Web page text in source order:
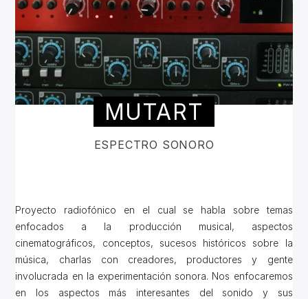
MUTART
ESPECTRO SONORO
Proyecto radiofónico en el cual se habla sobre temas
enfocados a la producción musical, aspectos
cinematográficos, conceptos, sucesos históricos sobre la
música, charlas con creadores, productores y gente
involucrada en la experimentación sonora. Nos enfocaremos
en los aspectos más interesantes del sonido y sus